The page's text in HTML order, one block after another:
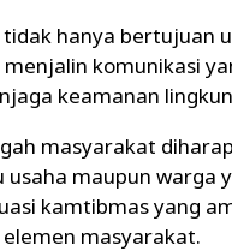
hanya bertujuan
komunikasi
keamanan
masyarakat
maupun warga
kamtibmas yang
masyarakat.